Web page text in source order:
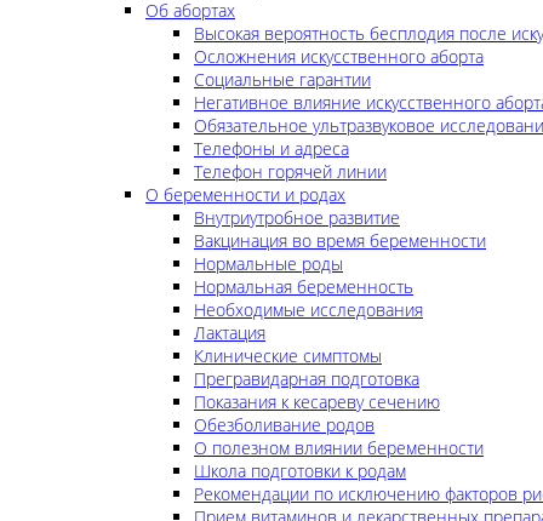
Об абортах
Высокая вероятность бесплодия после
Осложнения искусственного аборта
Социальные гарантии
Негативное влияние искусственного
Обязательное ультразвуковое
Телефоны и адреса
Телефон горячей линии
О беременности и родах
Внутриутробное развитие
Вакцинация во время беременности
Нормальные роды
Нормальная беременность
Необходимые исследования
Лактация
Клинические симптомы
Прегравидарная подготовка
Показания к кесареву сечению
Обезболивание родов
О полезном влиянии беременности
Школа подготовки к родам
Рекомендации по исключению факторов